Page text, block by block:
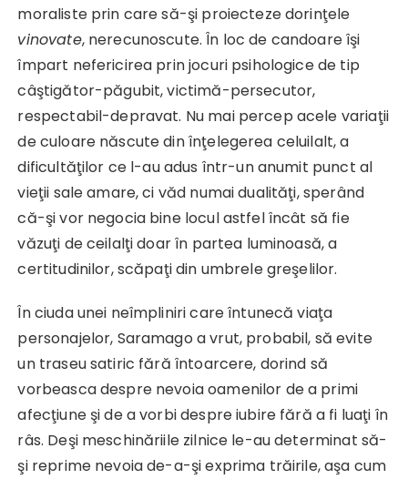
moraliste prin care să-şi proiecteze dorinţele
vinovate, nerecunoscute. În loc de candoare îşi
împart nefericirea prin jocuri psihologice de tip
câştigător-păgubit, victimă-persecutor,
respectabil-depravat. Nu mai percep acele variaţii
de culoare născute din înţelegerea celuilalt, a
dificultăţilor ce l-au adus într-un anumit punct al
vieţii sale amare, ci văd numai dualităţi, sperând
că-şi vor negocia bine locul astfel încât să fie
văzuţi de ceilalţi doar în partea luminoasă, a
certitudinilor, scăpaţi din umbrele greşelilor.
În ciuda unei neîmpliniri care întunecă viaţa
personajelor, Saramago a vrut, probabil, să evite
un traseu satiric fără întoarcere, dorind să
vorbeasca despre nevoia oamenilor de a primi
afecţiune şi de a vorbi despre iubire fără a fi luaţi în
râs. Deşi meschinăriile zilnice le-au determinat să-
şi reprime nevoia de-a-şi exprima trăirile, aşa cum